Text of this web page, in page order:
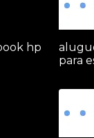
hp
para